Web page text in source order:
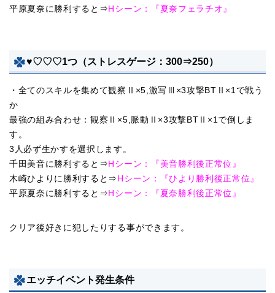
平原夏奈に勝利すると⇒ Hシーン：『夏奈フェラチオ』
♥♡♡♡1つ（ストレスゲージ：300⇒250）
・全てのスキルを集めて観察Ⅱ×5,激写Ⅲ×3攻撃BTⅡ×1で戦う
か
最強の組み合わせ：観察Ⅱ×5,脈動Ⅱ×3攻撃BTⅡ×1で倒しま
す。
3人必ず生かすを選択します。
千田美音に勝利すると⇒Hシーン：『美音勝利後正常位』
木崎ひよりに勝利すると⇒ Hシーン：『ひより勝利後正常位』
平原夏奈に勝利すると⇒Hシーン：『夏奈勝利後正常位』
クリア後好きに犯したりする事ができます。
エッチイベント発生条件